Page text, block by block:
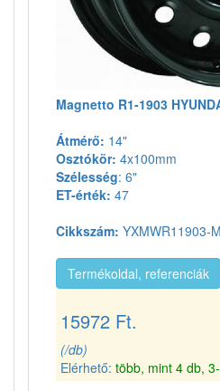
Magnetto R1-1903
Átmérő: 14"
Osztókör: 4x100mm
Szélesség: 6"
ET-érték: 47
Cikkszám: YXMWR11903-
Termékoldal, referenciák
15972 Ft.
(/db)
Elérhető: több, mint 4 db,